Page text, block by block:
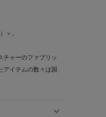
＞。
チャーのファブリッ
アイテムの数々は国